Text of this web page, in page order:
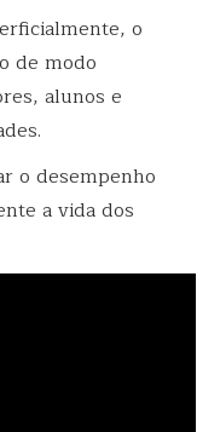
o
de modo
alunos e
o desempenho
a vida dos